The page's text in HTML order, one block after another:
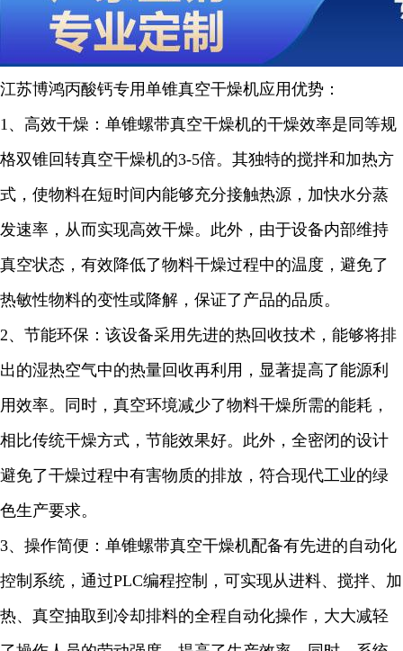
江苏博鸿丙酸钙专用单锥真空干燥机应用优势：
1、高效干燥：单锥螺带真空干燥机的干燥效率是同等规
格双锥回转真空干燥机的3-5倍。其独特的搅拌和加热方
式，使物料在短时间内能够充分接触热源，加快水分蒸
发速率，从而实现高效干燥。此外，由于设备内部维持
真空状态，有效降低了物料干燥过程中的温度，避免了
热敏性物料的变性或降解，保证了产品的品质。
2、节能环保：该设备采用先进的热回收技术，能够将排
出的湿热空气中的热量回收再利用，显著提高了能源利
用效率。同时，真空环境减少了物料干燥所需的能耗，
相比传统干燥方式，节能效果好。此外，全密闭的设计
避免了干燥过程中有害物质的排放，符合现代工业的绿
色生产要求。
3、操作简便：单锥螺带真空干燥机配备有先进的自动化
控制系统，通过PLC编程控制，可实现从进料、搅拌、加
热、真空抽取到冷却排料的全程自动化操作，大大减轻